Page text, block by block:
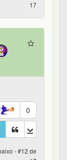
17
0
- #12 de